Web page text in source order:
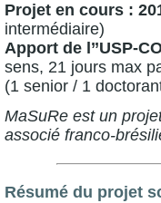
Projet en cours :
intermédiaire)
Apport de l’’USP-
sens, 21 jours max
(1 senior / 1
MaSuRe est un
associé franco-
Résumé du projet